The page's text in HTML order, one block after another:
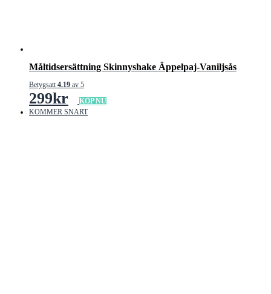
Måltidsersättning Skinnyshake Äppelpaj-Vaniljsås
Betygsatt4.19 av 5
299kr
KÖP NU
KOMMER SNART